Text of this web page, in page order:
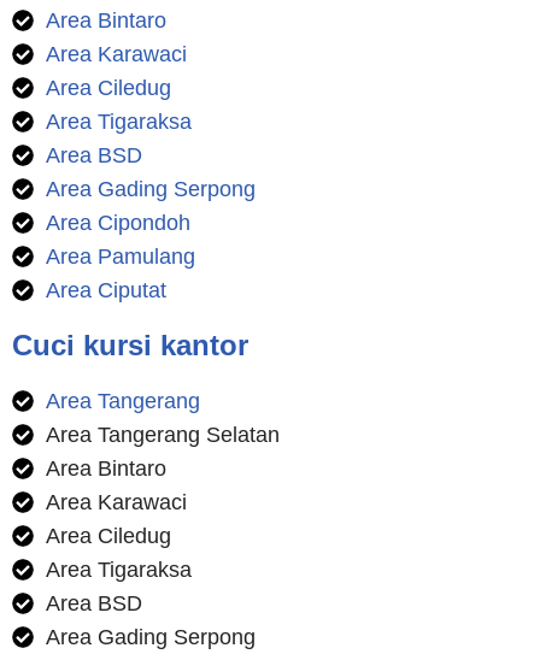
Area Bintaro
Area Karawaci
Area Ciledug
Area Tigaraksa
Area BSD
Area Gading Serpong
Area Cipondoh
Area Pamulang
Area Ciputat
Cuci kursi kantor
Area Tangerang
Area Tangerang Selatan
Area Bintaro
Area Karawaci
Area Ciledug
Area Tigaraksa
Area BSD
Area Gading Serpong